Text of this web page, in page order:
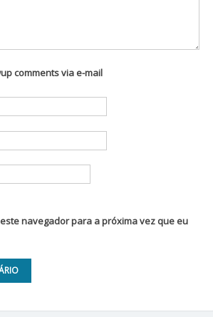
comments via e-mail
navegador para a próxima vez que eu